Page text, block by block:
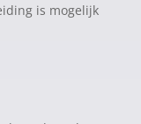
is mogelijk